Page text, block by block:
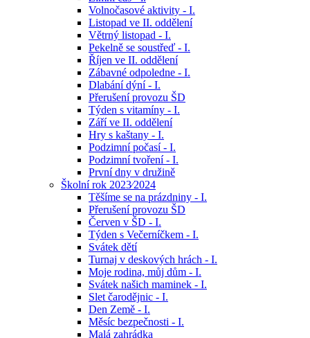
Volnočasové aktivity - I.
Listopad ve II. oddělení
Větrný listopad - I.
Pekelně se soustřeď - I.
Říjen ve II. oddělení
Zábavné odpoledne - I.
Dlabání dýní - I.
Přerušení provozu ŠD
Týden s vitamíny - I.
Září ve II. oddělení
Hry s kaštany - I.
Podzimní počasí - I.
Podzimní tvoření - I.
První dny v družině
Školní rok 2023⁄2024
Těšíme se na prázdniny - I.
Přerušení provozu ŠD
Červen v ŠD - I.
Týden s Večerníčkem - I.
Svátek dětí
Turnaj v deskových hrách - I.
Moje rodina, můj dům - I.
Svátek našich maminek - I.
Slet čarodějnic - I.
Den Země - I.
Měsíc bezpečnosti - I.
Malá zahrádka